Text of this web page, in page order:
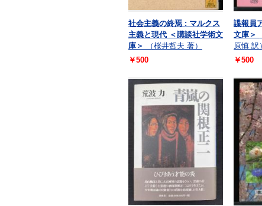
社会主義の終焉 : マルクス
主義と現代 ＜講談社学術文
庫＞
（桜井哲夫 著）
￥500
諜報員
文庫＞
原慎 訳）
￥500